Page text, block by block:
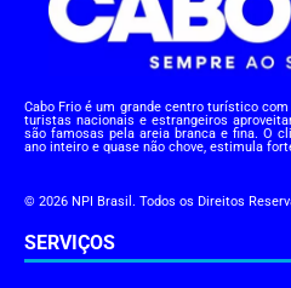
Cabo Frio é um grande centro turístico
turistas nacionais e estrangeiros
são famosas pela areia branca e fina. O
ano inteiro e quase não chove, estimula
© 2026 NPI Brasil. Todos os Direitos
SERVIÇOS